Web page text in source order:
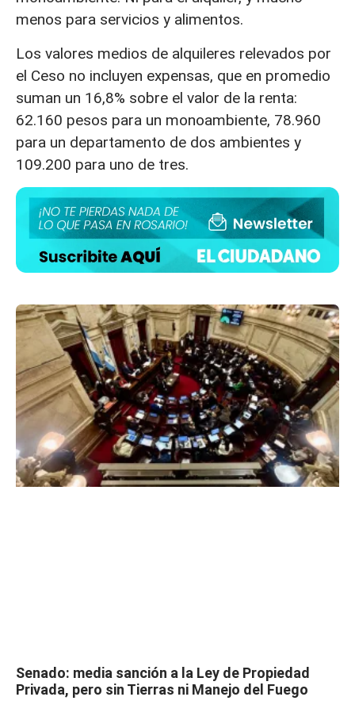
menos para servicios y alimentos.
Los valores medios de alquileres relevados por
el Ceso no incluyen expensas, que en promedio
suman un 16,8% sobre el valor de la renta:
62.160 pesos para un monoambiente, 78.960
para un departamento de dos ambientes y
109.200 para uno de tres.
Senado: media sanción a la Ley de Propiedad
Privada, pero sin Tierras ni Manejo del Fuego